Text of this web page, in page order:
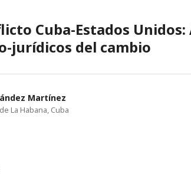
Cuba-Estados
jurídicos del cambio
Martínez
La Habana, Cuba